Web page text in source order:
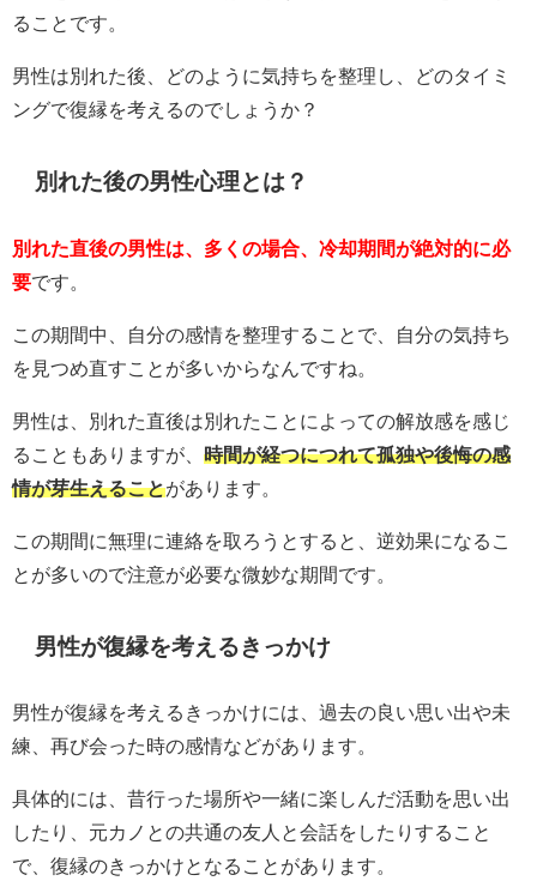
ることです。
男性は別れた後、どのように気持ちを整理し、どのタイミ
ングで復縁を考えるのでしょうか？
別れた後の男性心理とは？
別れた直後の男性は、多くの場合、冷却期間が絶対的に必
要です。
この期間中、自分の感情を整理することで、自分の気持ち
を見つめ直すことが多いからなんですね。
男性は、別れた直後は別れたことによっての解放感を感じ
ることもありますが、 時間が経つにつれて孤独や後悔の感
情が芽生えることがあります。
この期間に無理に連絡を取ろうとすると、逆効果になるこ
とが多いので注意が必要な微妙な期間です。
男性が復縁を考えるきっかけ
男性が復縁を考えるきっかけには、過去の良い思い出や未
練、再び会った時の感情などがあります。
具体的には、昔行った場所や一緒に楽しんだ活動を思い出
したり、元カノとの共通の友人と会話をしたりすること
で、復縁のきっかけとなることがあります。